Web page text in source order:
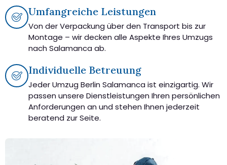
Umfangreiche Leistungen
Von der Verpackung über den Transport bis zur
Montage – wir decken alle Aspekte Ihres Umzugs
nach Salamanca ab.
Individuelle Betreuung
Jeder Umzug Berlin Salamanca ist einzigartig. Wir
passen unsere Dienstleistungen Ihren persönlichen
Anforderungen an und stehen Ihnen jederzeit
beratend zur Seite.